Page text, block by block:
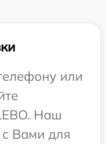
или
Наш
с Вами для